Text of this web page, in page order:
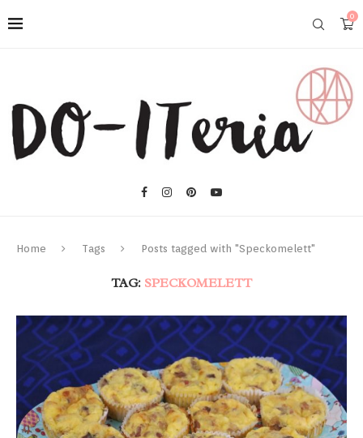
0
Home Tags Posts tagged with "Speckomelett"
TAG: SPECKOMELETT